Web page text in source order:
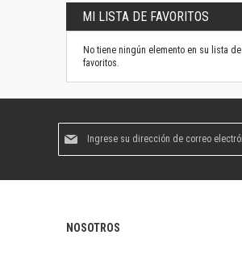
MI LISTA DE FAVORITOS
No tiene ningún elemento en su lista de
favoritos.
boletín
NOSOTROS